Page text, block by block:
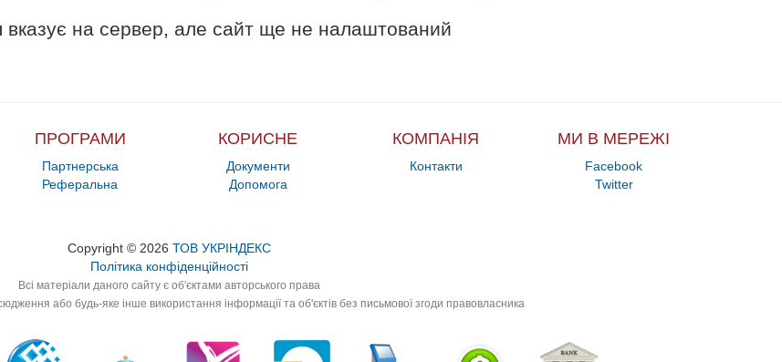
вказує на сервер, але сайт ще не налаштований
ПРОГРАМИ
Партнерська
Реферальна
КОРИСНЕ
Документи
Допомога
КОМПАНІЯ
Контакти
МИ В МЕРЕЖІ
Facebook
Twitter
Copyright © 2026 ТОВ УКРІНДЕКС
Політика конфіденційності
Всі матеріали даного сайту є об'єктами авторського права
або будь-яке інше використання інформації та об'єктів без письмової згоди правовласника